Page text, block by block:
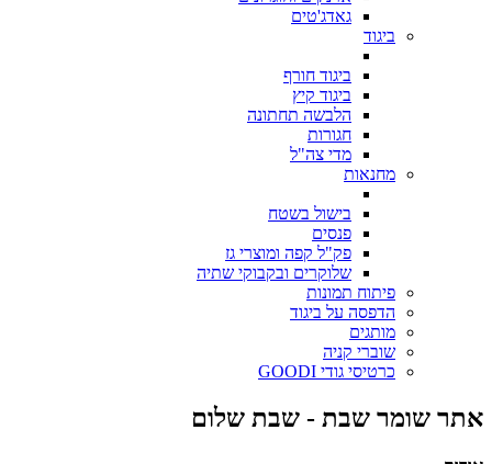
גאדג'טים
ביגוד
ביגוד חורף
ביגוד קיץ
הלבשה תחתונה
חגורות
מדי צה"ל
מחנאות
בישול בשטח
פנסים
פק"ל קפה ומוצרי גז
שלוקרים ובקבוקי שתיה
פיתוח תמונות
הדפסה על ביגוד
מותגים
שוברי קניה
כרטיסי גודי GOODI
אתר שומר שבת - שבת שלום